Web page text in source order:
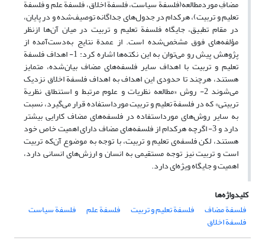
مضافِ موردمطالعه(فلسفة سیاست، فلسفة اخلاق، فلسفة علم و فلسفة
تعلیم و تربیت)، هرکدام در جدول‌های جداگانه توصیف‌شده و در پایان،
در مقام تطبیق، جایگاه فلسفة تعلیم و تربیت در میان آن‌ها ازنظر
مؤلفه‌های فوق مشخص‌شده است. از عمدة نتایج به‌دست‌آمده از
پژوهش پیش رو می‌توان به این نکته‌ها اشاره کرد: 1- اهداف فلسفة
تعلیم و تربیت با اهداف سایر فلسفه‌های مضاف بیان‌شده، متمایز
هستند، هرچند تا حدودی این اهداف به اهداف فلسفة اخلاق نزدیک
می‌شوند 2- روش «مطالعه نظریات و علوم مرتبط و استنطاق نظریة
تربیتی» که در فلسفة تعلیم و تربیت مورداستفاده قرار می‌گیرد، نسبت
به سایر روش‌های مورداستفاده در فلسفه‌های مضاف کارایی بیشتر
دارد و 3- اگرچه هرکدام از فلسفه‌های مضاف دارای اهمیت خاص خود
هستند، لکن فلسفه‌ی تعلیم و تربیت، با توجه به موضوع آن‌که تربیت
است و تربیت نیز توجه مستقیمی به انسان و ارزش‌های انسانی دارد،
اهمیت و جایگاه ویژه‌ای دارد.
کلیدواژه‌ها
فلسفة مضاف
فلسفة تعلیم و تربیت فلسفة علم فلسفة سیاست
فلسفة اخلاق